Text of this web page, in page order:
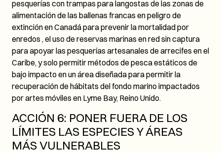
pesquerías con trampas para langostas de las zonas de
alimentación de las ballenas francas en peligro de
extinción en Canadá para prevenir la mortalidad por
enredos , el uso de reservas marinas en red sin captura
para apoyar las pesquerías artesanales de arrecifes en el
Caribe, y solo permitir métodos de pesca estáticos de
bajo impacto en un área diseñada para permitir la
recuperación de hábitats del fondo marino impactados
por artes móviles en Lyme Bay, Reino Unido.
ACCIÓN 6: PONER FUERA DE LOS
LÍMITES LAS ESPECIES Y ÁREAS
MÁS VULNERABLES